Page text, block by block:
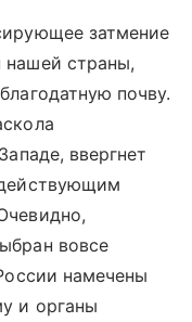
затмение
нашей страны,
почву.
ввергнет
вовсе
намечены
и органы